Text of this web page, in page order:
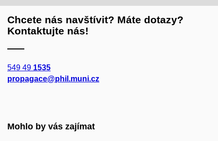
Chcete nás navštívit? Máte dotazy?
Kontaktujte nás!
549 49 1535
propagace@phil.muni.cz
Mohlo by vás zajímat